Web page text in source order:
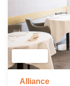
Alliance